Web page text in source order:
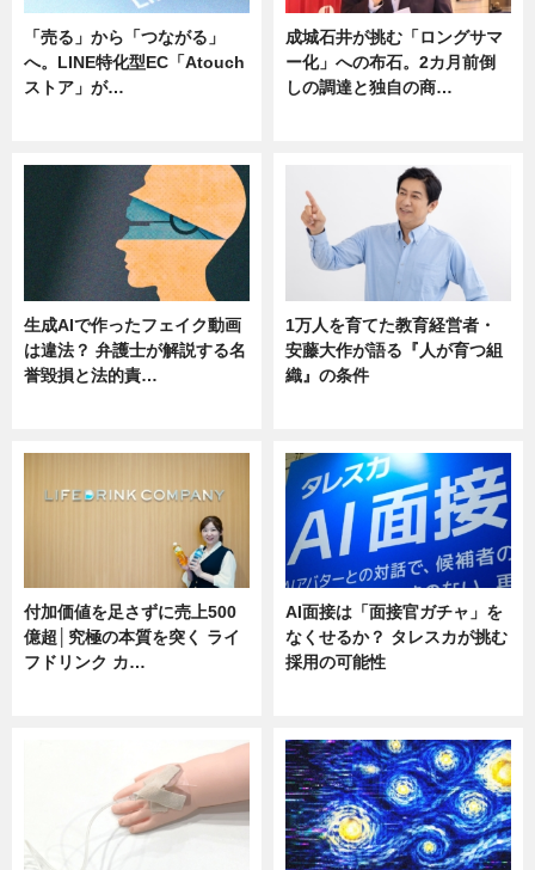
「売る」から「つながる」
へ。LINE特化型EC「Atouch
ストア」が…
成城石井が挑む「ロングサマ
ー化」への布石。2カ月前倒
しの調達と独自の商…
生成AIで作ったフェイク動画
は違法？ 弁護士が解説する名
誉毀損と法的責…
1万人を育てた教育経営者・
安藤大作が語る『人が育つ組
織』の条件
付加価値を足さずに売上500
億超│究極の本質を突く ライ
フドリンク カ…
AI面接は「面接官ガチャ」を
なくせるか？ タレスカが挑む
採用の可能性